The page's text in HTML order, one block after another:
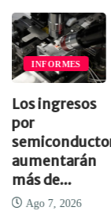
2026
IA Y
El
Ago